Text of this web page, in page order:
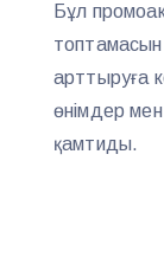
Бұл
арттыруға
өнімдер
қамтиды.